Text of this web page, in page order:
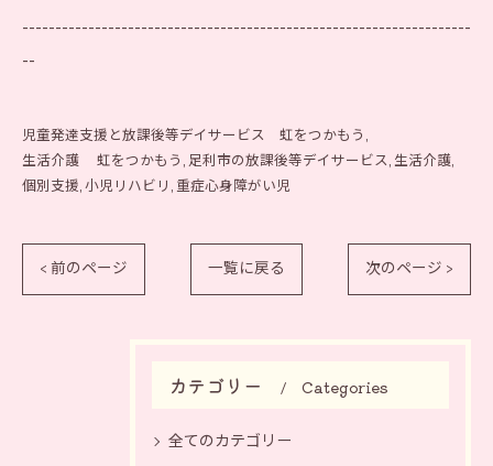
--------------------------------------------------------------------
--
児童発達支援と放課後等デイサービス 虹をつかもう
生活介護 虹をつかもう 足利市の放課後等デイサービス 生活介護
個別支援 小児リハビリ 重症心身障がい児
< 前のページ 一覧に戻る 次のページ >
カテゴリー Categories
全てのカテゴリー